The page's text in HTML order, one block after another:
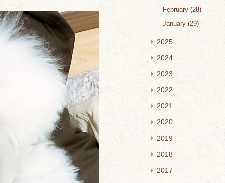
February 28
January 29
2025
2024
2023
2022
2021
2020
2019
2018
2017